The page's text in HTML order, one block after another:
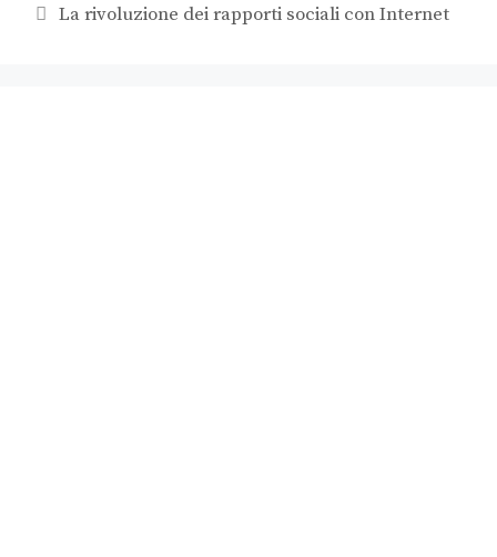
La rivoluzione dei rapporti sociali con Internet